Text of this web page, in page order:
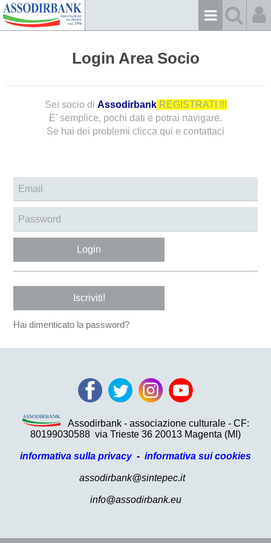
Login Area Socio
Sei socio di AssodirbankREGISTRATI !!!
E' semplice, pochi dati e potrai navigare.
Se hai dei problemi clicca qui e contattaci
Login
Iscriviti!
Hai dimenticato la password?
Assodirbank - associazione culturale - CF:
80199030588 via Trieste 36 20013 Magenta (MI)
informativa sulla privacy- informativa sui cookies
assodirbank@sintepec.it
info@assodirbank.eu